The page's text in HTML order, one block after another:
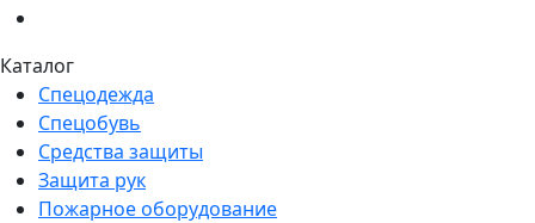
Каталог
Спецодежда
Спецобувь
Средства защиты
Защита рук
Пожарное оборудование